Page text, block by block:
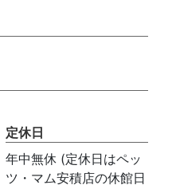
定休日
年中無休 (定休日はペッ
ツ・マム安積店の休館日